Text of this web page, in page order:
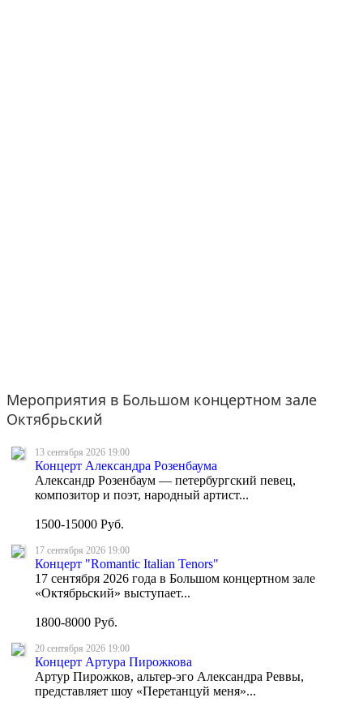
Мероприятия в Большом концертном зале
Октябрьский
13 сентября 2026 19:00
Концерт Александра Розенбаума
Александр Розенбаум — петербургский певец,
композитор и поэт, народный артист...
1500-15000 Руб.
17 сентября 2026 19:00
Концерт "Romantic Italian Tenors"
17 сентября 2026 года в Большом концертном зале
«Октябрьский» выступает...
1800-8000 Руб.
20 сентября 2026 19:00
Концерт Артура Пирожкова
Артур Пирожков, альтер-эго Александра Реввы,
представляет шоу «Перетанцуй меня»...